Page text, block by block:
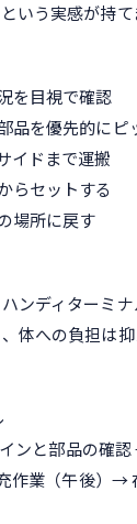
いう実感が持て
を目視で確認
品を優先的にピ
イドまで運搬
らセットする
場所に戻す
ンディターミ
体への負担は
ンと部品の確
作業（午後）→